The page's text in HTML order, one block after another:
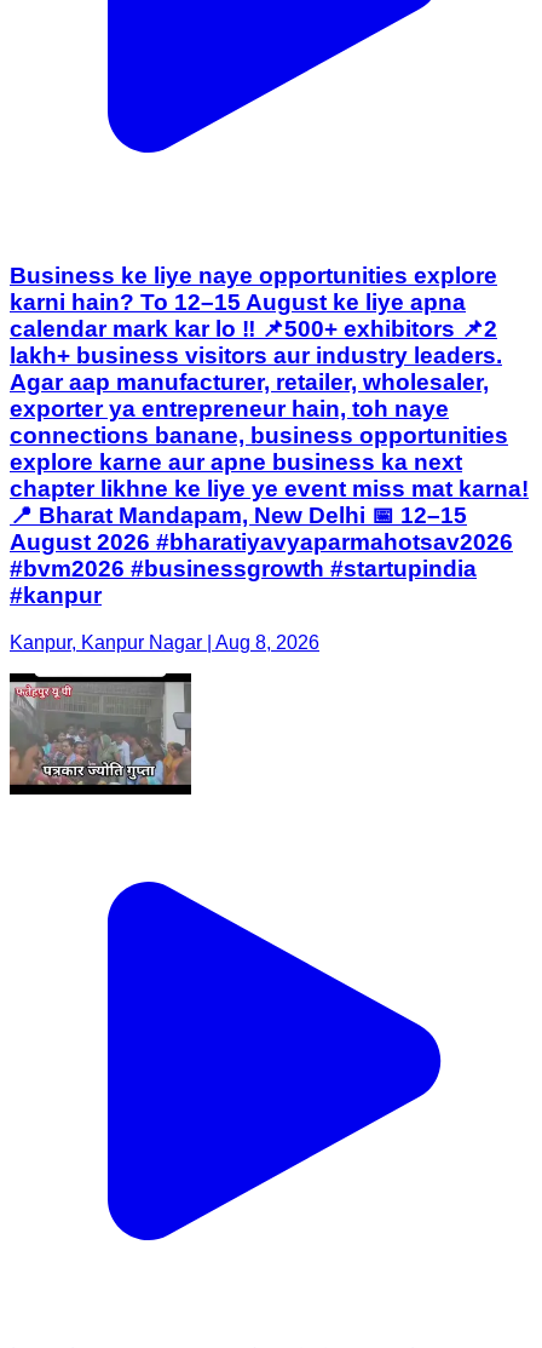
Business ke liye naye opportunities explore
karni hain? To 12–15 August ke liye apna
calendar mark kar lo ‼️ 📌500+ exhibitors 📌2
lakh+ business visitors aur industry leaders.
Agar aap manufacturer, retailer, wholesaler,
exporter ya entrepreneur hain, toh naye
connections banane, business opportunities
explore karne aur apne business ka next
chapter likhne ke liye ye event miss mat karna!
📍 Bharat Mandapam, New Delhi 📅 12–15
August 2026 #bharatiyavyaparmahotsav2026
#bvm2026 #businessgrowth #startupindia
#kanpur
Kanpur, Kanpur Nagar | Aug 8, 2026